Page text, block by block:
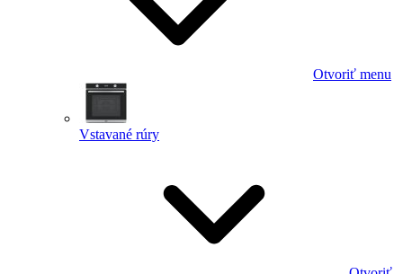
Otvoriť menu
Vstavané rúry